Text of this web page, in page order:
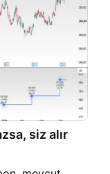
siz alır